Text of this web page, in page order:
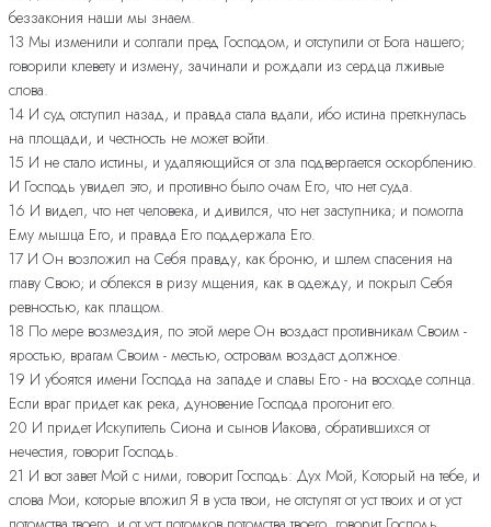
беззакония наши мы знаем.
13 Мы изменили и солгали пред Господом, и отступили от Бога нашего;
говорили клевету и измену, зачинали и рождали из сердца лживые
слова.
14 И суд отступил назад, и правда стала вдали, ибо истина преткнулась
на площади, и честность не может войти.
15 И не стало истины, и удаляющийся от зла подвергается оскорблению.
И Господь увидел это, и противно было очам Его, что нет суда.
16 И видел, что нет человека, и дивился, что нет заступника; и помогла
Ему мышца Его, и правда Его поддержала Его.
17 И Он возложил на Себя правду, как броню, и шлем спасения на
главу Свою; и облекся в ризу мщения, как в одежду, и покрыл Себя
ревностью, как плащом.
18 По мере возмездия, по этой мере Он воздаст противникам Своим -
яростью, врагам Своим - местью, островам воздаст должное.
19 И убоятся имени Господа на западе и славы Его - на восходе солнца.
Если враг придет как река, дуновение Господа прогонит его.
20 И придет Искупитель Сиона и сынов Иакова, обратившихся от
нечестия, говорит Господь.
21 И вот завет Мой с ними, говорит Господь: Дух Мой, Который на тебе, и
слова Мои, которые вложил Я в уста твои, не отступят от уст твоих и от уст